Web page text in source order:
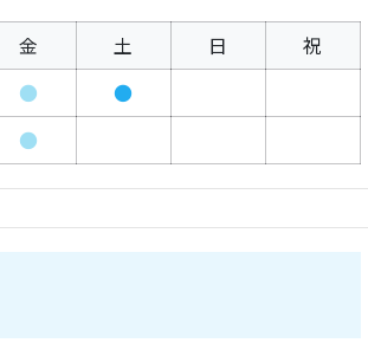
金 土 日 祝
● ●
●